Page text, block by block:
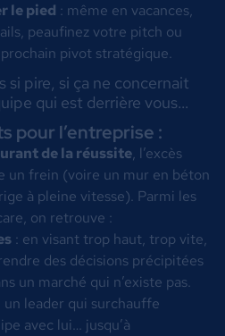
le pied : même en vacances,
peaufinez votre pitch ou
pivot stratégique.
si pire, si ça ne concernait
qui est derrière vous…
pour l’entreprise :
de la réussite, l’excès
un frein (voire un mur en béton
à pleine vitesse). Parmi les
on retrouve :
: en visant trop haut, trop vite,
des décisions précipitées
un marché qui n’existe pas.
un leader qui surchauffe
avec lui… jusqu’à